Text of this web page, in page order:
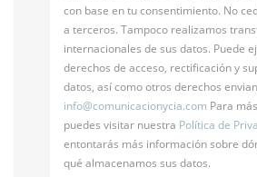
con base en tu consentimiento. No
a terceros. Tampoco realizamos
internacionales de sus datos. Puede
derechos de acceso, rectificación y
datos, así como otros derechos
info@comunicacionycia.com Para
puedes visitar nuestra Política de
entontarás más información sobre
qué almacenamos sus datos.